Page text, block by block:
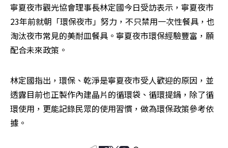
寧夏夜市觀光協會理事長林定國今日受訪表示，寧夏夜市
23年前就朝「環保夜市」努力，不只禁用一次性餐具，也
淘汰夜市常見的美耐皿餐具。寧夏夜市環保經驗豐富，願
配合未來政策。
林定國指出，環保、乾淨是寧夏夜市受人歡迎的原因，並
透露目前也正製作內建晶片的循環袋、循環提鍋，除了循
環使用，更能記錄民眾的使用習慣，做為環保政策參考依
據。